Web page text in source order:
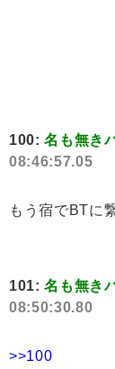
100:名も無き
08:46:57.05
もう宿でBTに
101:名も無き
08:50:30.80
>>100